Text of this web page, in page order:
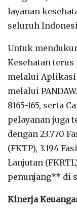
layanan
seluruh
Untuk
Kesehatan
melalui Aplikasi
melalui
8165-165, serta
pelayanan juga
dengan 23.770
(FKTP), 3.194
Lanjutan
penunjang** di
Kinerja